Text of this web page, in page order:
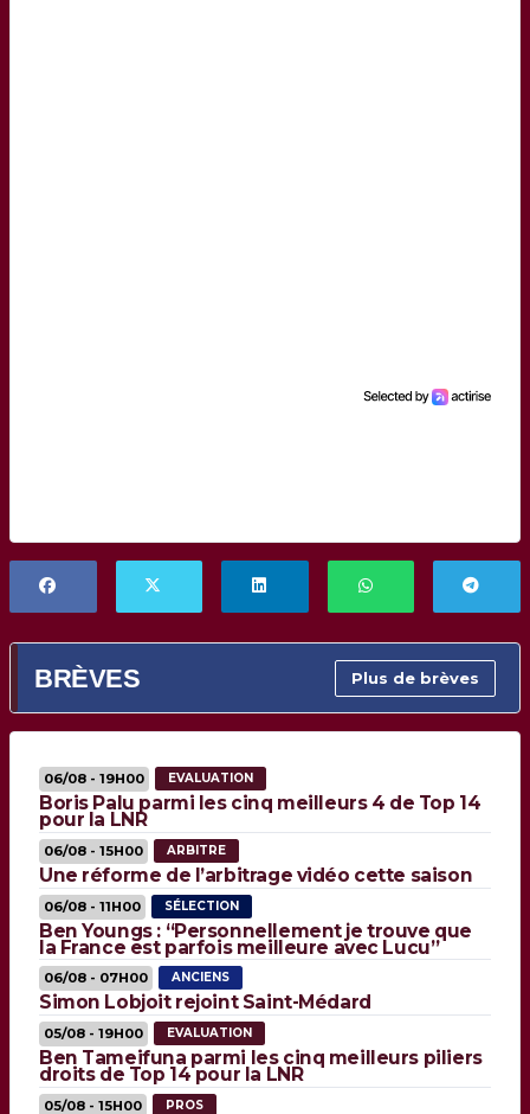
BRÈVES Plus de brèves
06/08 - 19H00 EVALUATION
Boris Palu parmi les cinq meilleurs 4 de Top 14
pour la LNR
06/08 - 15H00 ARBITRE
Une réforme de l’arbitrage vidéo cette saison
06/08 - 11H00 SÉLECTION
Ben Youngs : “Personnellement je trouve que
la France est parfois meilleure avec Lucu”
06/08 - 07H00 ANCIENS
Simon Lobjoit rejoint Saint-Médard
05/08 - 19H00 EVALUATION
Ben Tameifuna parmi les cinq meilleurs piliers
droits de Top 14 pour la LNR
05/08 - 15H00 PROS